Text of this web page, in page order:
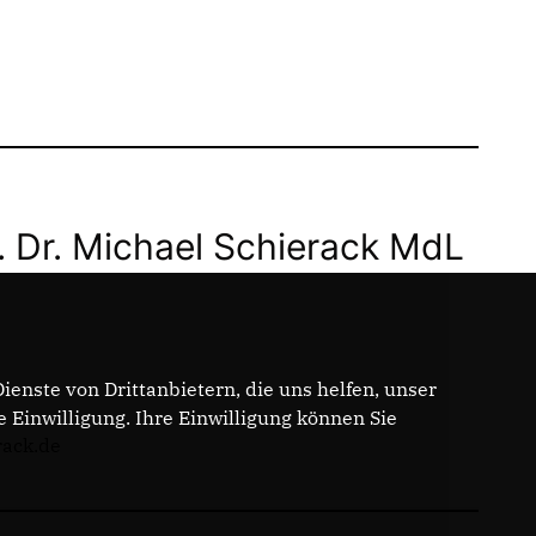
Dr. Michael Schierack MdL
von Drittanbietern, die uns helfen, unser
Einwilligung. Ihre Einwilligung können Sie